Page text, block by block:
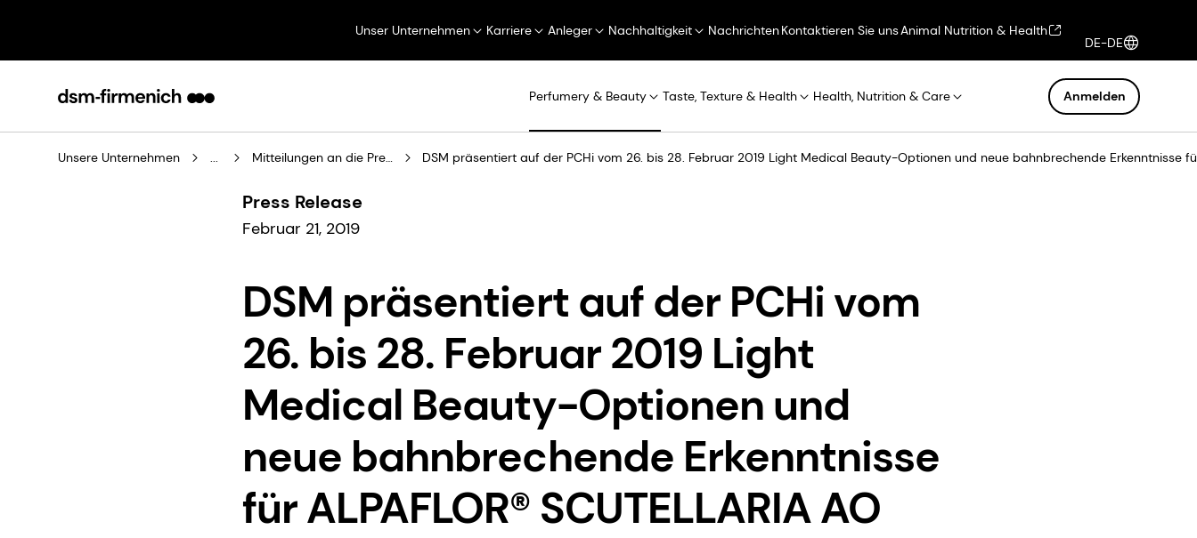
Unser Unternehmen Karriere Anleger Nachhaltigkeit NachrichtenKontaktieren Sie unsAnimal Nutrition & Health
DE-DE
Perfumery & Beauty Taste, Texture & Health Health, Nutrition & Care Anmelden
Unsere Unternehmen ... Mitteilungen an die Presse DSM präsentiert auf der PCHi vom 26. bis 28. Februar 2019 Light Medical Beauty-Optionen und neue bahnbrechende Erkenntnisse für
Press Release
Februar 21, 2019
DSM präsentiert auf der PCHi vom
26. bis 28. Februar 2019 Light
Medical Beauty-Optionen und
neue bahnbrechende Erkenntnisse
für ALPAFLOR® SCUTELLARIA AO